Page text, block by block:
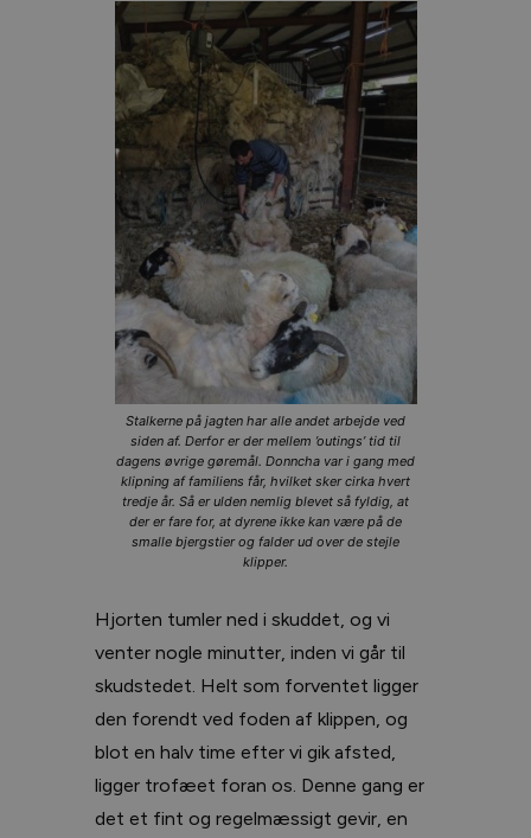
Stalkerne på jagten har alle andet arbejde ved
siden af. Derfor er der mellem ’outings’ tid til
dagens øvrige gøremål. Donncha var i gang med
klipning af familiens får, hvilket sker cirka hvert
tredje år. Så er ulden nemlig blevet så fyldig, at
der er fare for, at dyrene ikke kan være på de
smalle bjergstier og falder ud over de stejle
klipper.
Hjorten tumler ned i skuddet, og vi
venter nogle minutter, inden vi går til
skudstedet. Helt som forventet ligger
den forendt ved foden af klippen, og
blot en halv time efter vi gik afsted,
ligger trofæet foran os. Denne gang er
det et fint og regelmæssigt gevir, en